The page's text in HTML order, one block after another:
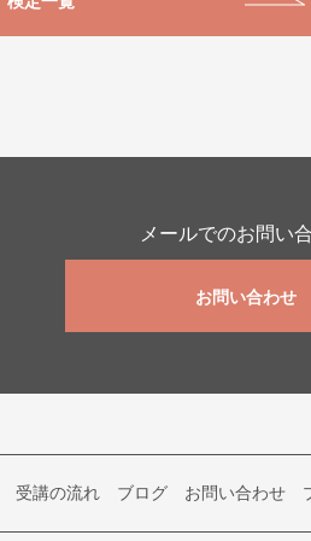
メールでのお問い
お問い合わせ
受講の流れ ブログ お問い合わせ